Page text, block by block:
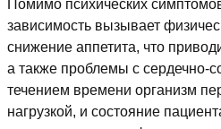
Помимо психических
зависимость вызывает
снижение аппетита, что
а также проблемы с сердечно-
течением времени организм
нагрузкой, и состояние